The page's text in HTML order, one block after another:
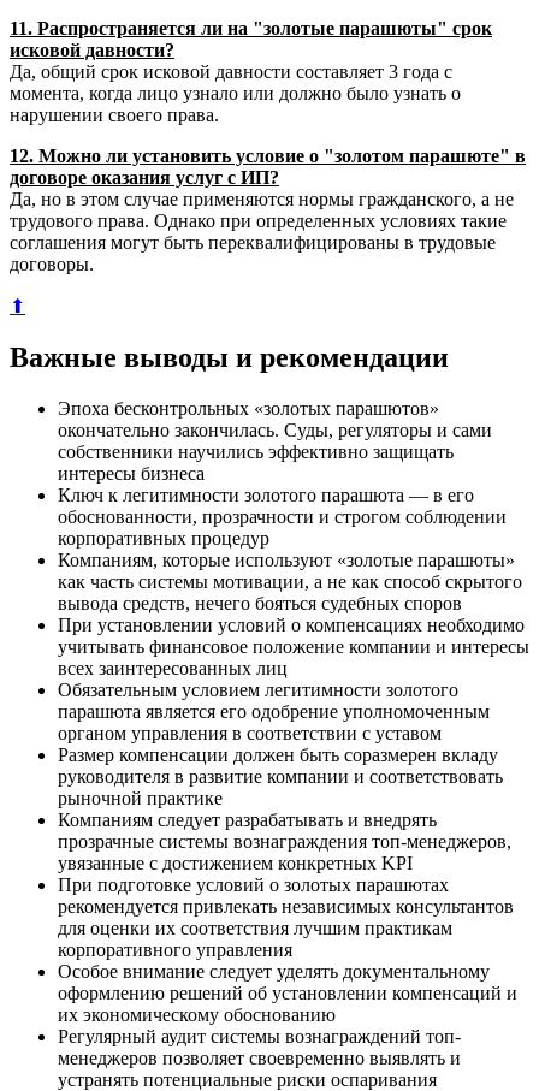
11. Распространяется ли на "золотые парашюты" срок
исковой давности?
Да, общий срок исковой давности составляет 3 года с
момента, когда лицо узнало или должно было узнать о
нарушении своего права.
12. Можно ли установить условие о "золотом парашюте" в
договоре оказания услуг с ИП?
Да, но в этом случае применяются нормы гражданского, а не
трудового права. Однако при определенных условиях такие
соглашения могут быть переквалифицированы в трудовые
договоры.
⬆
Важные выводы и рекомендации
Эпоха бесконтрольных «золотых парашютов»
окончательно закончилась. Суды, регуляторы и сами
собственники научились эффективно защищать
интересы бизнеса
Ключ к легитимности золотого парашюта — в его
обоснованности, прозрачности и строгом соблюдении
корпоративных процедур
Компаниям, которые используют «золотые парашюты»
как часть системы мотивации, а не как способ скрытого
вывода средств, нечего бояться судебных споров
При установлении условий о компенсациях необходимо
учитывать финансовое положение компании и интересы
всех заинтересованных лиц
Обязательным условием легитимности золотого
парашюта является его одобрение уполномоченным
органом управления в соответствии с уставом
Размер компенсации должен быть соразмерен вкладу
руководителя в развитие компании и соответствовать
рыночной практике
Компаниям следует разрабатывать и внедрять
прозрачные системы вознаграждения топ-менеджеров,
увязанные с достижением конкретных KPI
При подготовке условий о золотых парашютах
рекомендуется привлекать независимых консультантов
для оценки их соответствия лучшим практикам
корпоративного управления
Особое внимание следует уделять документальному
оформлению решений об установлении компенсаций и
их экономическому обоснованию
Регулярный аудит системы вознаграждений топ-
менеджеров позволяет своевременно выявлять и
устранять потенциальные риски оспаривания